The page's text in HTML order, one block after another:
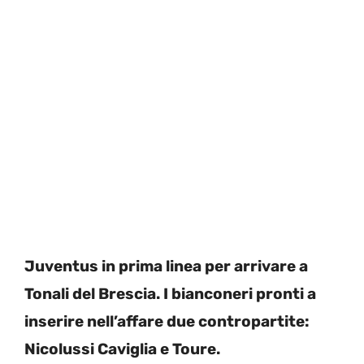
Juventus in prima linea per arrivare a
Tonali del Brescia. I bianconeri pronti a
inserire nell’affare due contropartite:
Nicolussi Caviglia e Toure.